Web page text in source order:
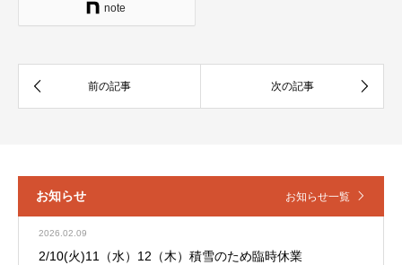
note
お知らせ お知らせ一覧
2026.02.09
2/10(火)11（水）12（木）積雪のため臨時休業